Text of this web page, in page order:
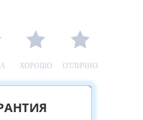
ХОРОШО ОТЛИЧНО